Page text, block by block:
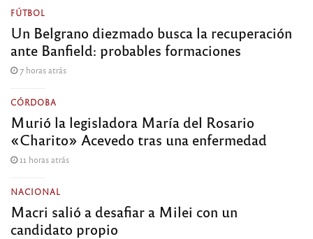
FÚTBOL
Un Belgrano diezmado busca la recuperación
ante Banfield: probables formaciones
7 horas atrás
CÓRDOBA
Murió la legisladora María del Rosario
«Charito» Acevedo tras una enfermedad
11 horas atrás
NACIONAL
Macri salió a desafiar a Milei con un
candidato propio